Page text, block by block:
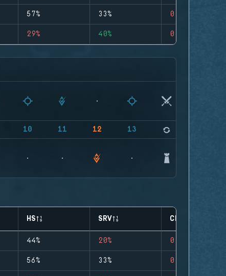
57% 33% 0
29% 40% 0
10 11 12 13
HS SRV CLUTCHES
44% 20% 0
56% 33% 0